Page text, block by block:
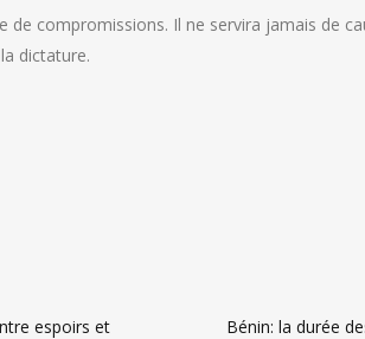
de compromissions. Il ne servira jamais de
dictature.
espoirs et
Bénin: la durée